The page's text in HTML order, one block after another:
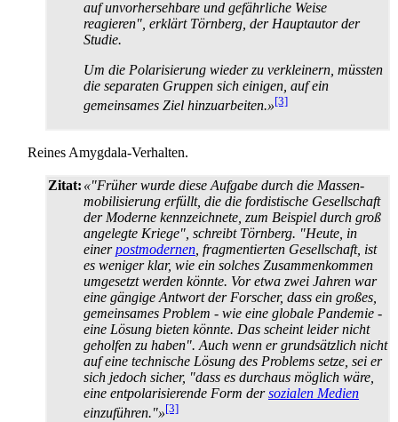
auf unvorhersehbare und gefährliche Weise
reagieren", erklärt Törnberg, der Hauptautor der
Studie.
Um die Polarisierung wieder zu verkleinern, müssten
die separaten Gruppen sich einigen, auf ein
gemeinsames Ziel hinzuarbeiten.»[3]
Reines Amygdala-Verhalten.
Zitat: «"Früher wurde diese Aufgabe durch die Massen­
mobilisierung erfüllt, die die fordistische Gesellschaft
der Moderne kennzeichnete, zum Beispiel durch groß
angelegte Kriege", schreibt Törnberg. "Heute, in
einerpostmodernen , fragmentierten Gesellschaft, ist
es weniger klar, wie ein solches Zusammenkommen
umgesetzt werden könnte. Vor etwa zwei Jahren war
eine gängige Antwort der Forscher, dass ein großes,
gemeinsames Problem - wie eine globale Pandemie -
eine Lösung bieten könnte. Das scheint leider nicht
geholfen zu haben". Auch wenn er grundsätzlich nicht
auf eine technische Lösung des Problems setze, sei er
sich jedoch sicher, "dass es durchaus möglich wäre,
eine entpolarisierende Form dersozialen Medien
einzuführen."»[3]